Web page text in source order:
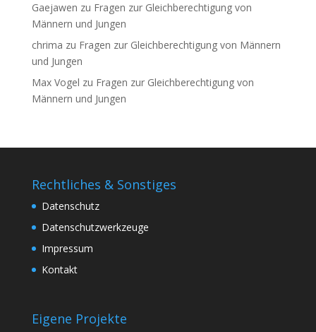
Gaejawen zu Fragen zur Gleichberechtigung von
Männern und Jungen
chrima zu Fragen zur Gleichberechtigung von Männern
und Jungen
Max Vogel zu Fragen zur Gleichberechtigung von
Männern und Jungen
Rechtliches & Sonstiges
Datenschutz
Datenschutzwerkzeuge
Impressum
Kontakt
Eigene Projekte